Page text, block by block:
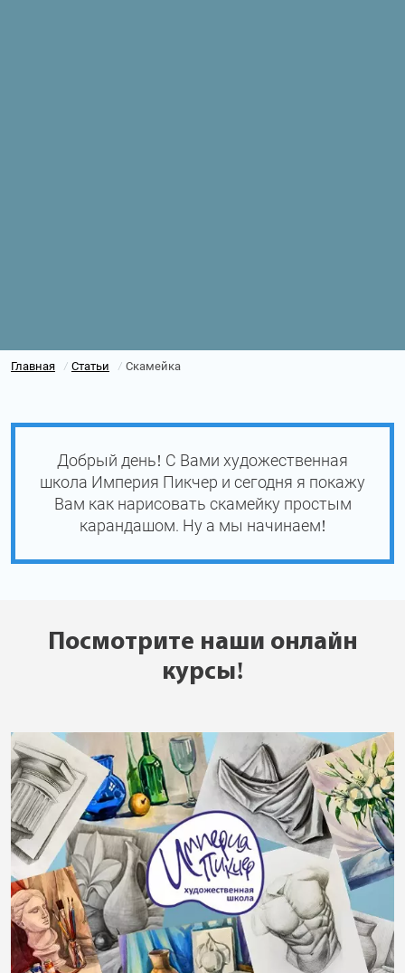
Главная / Статьи / Скамейка
Добрый день! С Вами художественная
школа Империя Пикчер и сегодня я покажу
Вам как нарисовать скамейку простым
карандашом. Ну а мы начинаем!
Посмотрите наши онлайн
курсы!